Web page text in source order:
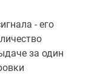
- его
за один